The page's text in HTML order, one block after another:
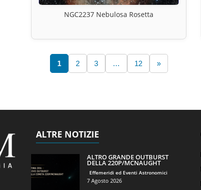
NGC2237 Nebulosa Rosetta
1 2 3 … 12 »
ALTRE NOTIZIE
ALTRO GRANDE OUTBURST
DELLA 220P/MCNAUGHT
Effemeridi ed Eventi Astronomici
7 Agosto 2026